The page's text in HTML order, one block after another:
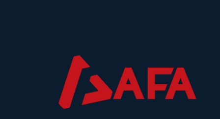
Bạn có muốn tìm
Bạn muốn tìm hiểu về chúng tôi xin vui lòng vào